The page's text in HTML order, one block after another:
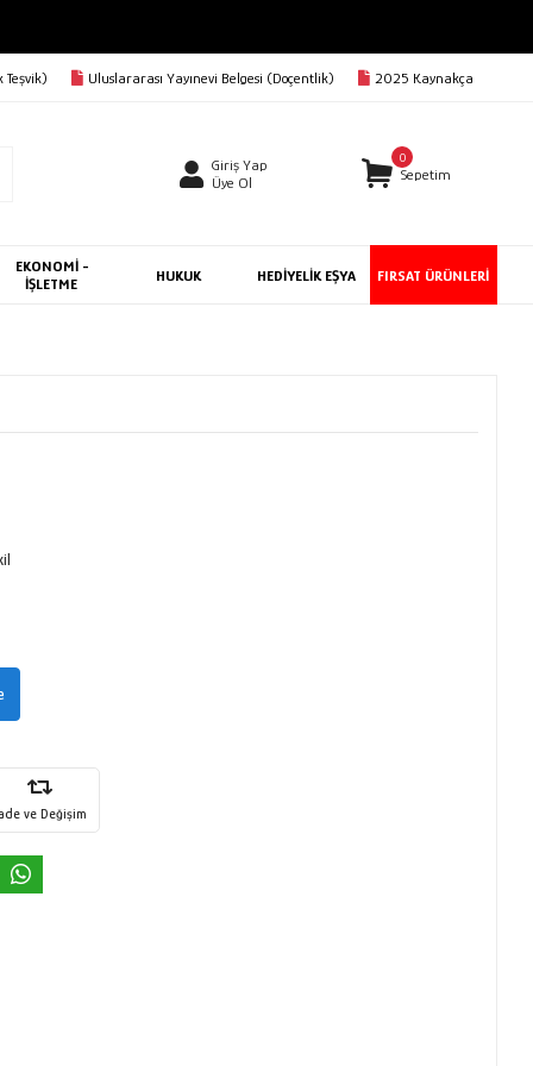
Teşvik) Uluslararası Yayınevi Belgesi (Doçentlik) 2025 Kaynakça
Giriş Yap
Üye Ol
0
Sepetim
EKONOMİ -
İŞLETME
HUKUK HEDİYELİK EŞYA FIRSAT ÜRÜNLERİ
ve Değişim